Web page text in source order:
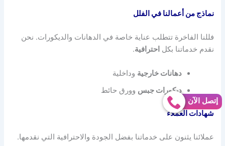
نماذج من أعمالنا في الفلل
فللنا الفاخرة تتطلب عناية خاصة في الدهانات والديكورات. نحن
نقدم خدماتنا بكل احترافية.
دهانات خارجية وداخلية
ديكورات جبس وورق حائط
شهادات العملاء
عملائنا يثنون على خدماتنا بفضل الجودة والاحترافية التي نقدمها.
إتصل الآن